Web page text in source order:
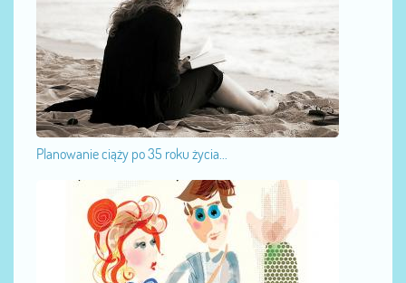
Planowanie ciąży po 35 roku życia...